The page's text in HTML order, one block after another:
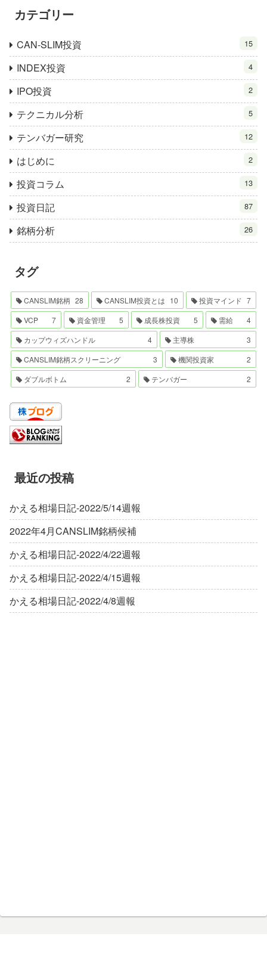
カテゴリー
CAN-SLIM投資 15
INDEX投資 4
IPO投資 2
テクニカル分析 5
テンバガー研究 12
はじめに 2
投資コラム 13
投資日記 87
銘柄分析 26
タグ
CANSLIM銘柄 28 CANSLIM投資とは 10 投資マインド 7
VCP
7 資金管理 5 成長株投資 5 需給
4
カップウィズハンドル
4 主導株
3
CANSLIM銘柄スクリーニング
3 機関投資家
2
ダブルボトム
2 テンバガー 2
最近の投稿
かえる相場日記-2022/5/14週報
2022年4月CANSLIM銘柄候補
かえる相場日記-2022/4/22週報
かえる相場日記-2022/4/15週報
かえる相場日記-2022/4/8週報